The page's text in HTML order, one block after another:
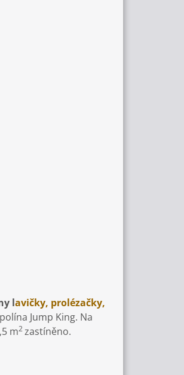
lavičky, prolézačky,
Jump King. Na
m2zastíněno.